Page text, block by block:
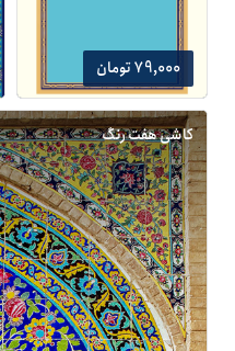
79,000 تومان
کاشی هفت رنگ